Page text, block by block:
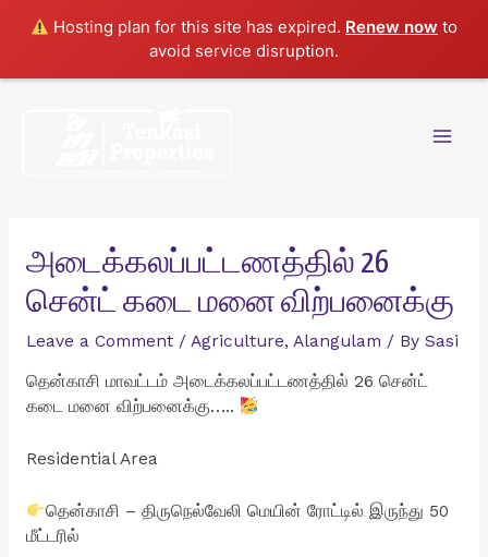
Hosting plan for this site has expired. Renew now to
avoid service disruption.
அடைக்கலப்பட்டணத்தில் 26
சென்ட் கடை மனை விற்பனைக்கு
Leave a Comment / Agriculture, Alangulam / By Sasi
தென்காசி மாவட்டம் அடைக்கலப்பட்டணத்தில் 26 சென்ட்
கடை மனை விற்பனைக்கு…..
Residential Area
தென்காசி – திருநெல்வேலி மெயின் ரோட்டில் இருந்து 50
மீட்டரில்